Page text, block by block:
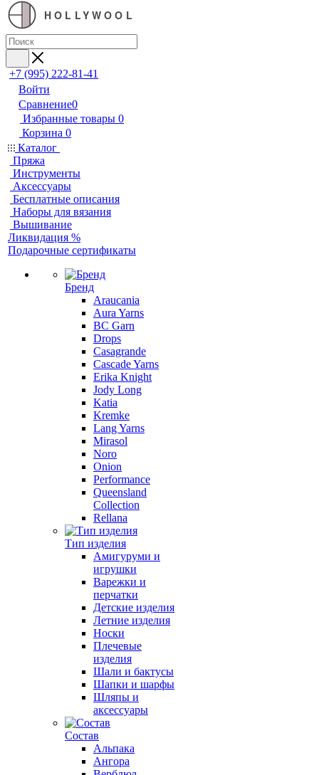
HOLLYWOOL
+7 (995) 222-81-41
Войти
Сравнение0
Избранные товары 0
Корзина 0
Каталог
Пряжа
Инструменты
Аксессуары
Бесплатные описания
Наборы для вязания
Вышивание
Ликвидация %
Подарочные сертификаты
Бренд
Araucania
Aura Yarns
BC Garn
Drops
Casagrande
Cascade Yarns
Erika Knight
Jody Long
Katia
Kremke
Lang Yarns
Mirasol
Noro
Onion
Performance
Queensland
Collection
Rellana
Тип изделия
Амигуруми и
игрушки
Варежки и
перчатки
Детские изделия
Летние изделия
Носки
Плечевые
изделия
Шали и бактусы
Шапки и шарфы
Шляпы и
аксессуары
Состав
Альпака
Ангора